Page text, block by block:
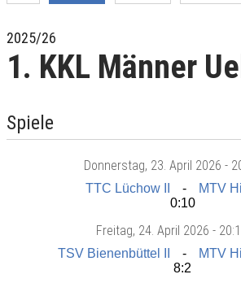
2025/26
1. KKL Männer
Spiele
Donnerstag, 23. April 2026 -
TTC Lüchow II
MTV
0:10
Freitag, 24. April 2026 -
TSV Bienenbüttel II
MTV
8:2